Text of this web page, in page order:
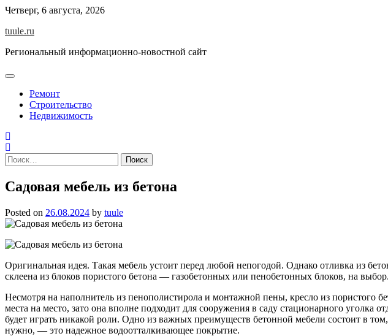
Skip
content
Четверг, 6 августа, 2026
tuule.ru
Региональный информационно-новостной сайт
Ремонт
Строительство
Недвижимость
Найти:
Садовая мебель из бетона
Posted on 26.08.2024 by tuule
Оригинальная идея. Такая мебель устоит перед любой непогодой. Однако отливка из
склеена из блоков пористого бетона — газобетонных или пенобетонных блоков, на выбор.
Несмотря на наполнитель из пенополистирола и монтажной пены, кресло из пористого
места на место, зато она вполне подходит для сооружения в саду стационарного
будет играть никакой роли. Одно из важных преимуществ бетонной мебели состоит в
нужно, — это надежное водоотталкивающее покрытие.